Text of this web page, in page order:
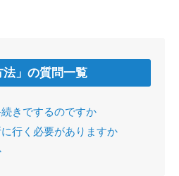
法」の質問一覧
きでするのですか
行く必要がありますか